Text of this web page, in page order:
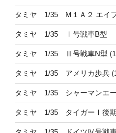
タミヤ 1/35 M１Ａ２ エイ
タミヤ 1/35 Ⅰ号戦車B型
タミヤ 1/35 Ⅲ号戦車N型
タミヤ 1/35 アメリカ歩兵
タミヤ 1/35 シャーマンエ
タミヤ 1/35 タイガーⅠ後期